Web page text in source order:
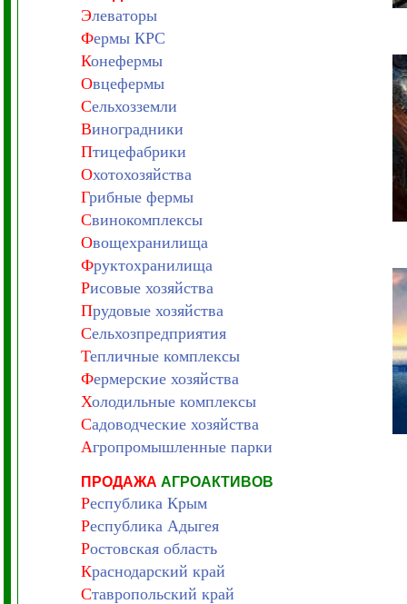
Элеваторы
Фермы КРС
Конефермы
Овцефермы
Сельхозземли
Виноградники
Птицефабрики
Охотохозяйства
Грибные фермы
Свинокомплексы
Овощехранилища
Фруктохранилища
Рисовые хозяйства
Прудовые хозяйства
Сельхозпредприятия
Тепличные комплексы
Фермерские хозяйства
Холодильные комплексы
Садоводческие хозяйства
Агропромышленные парки
ПРОДАЖА АГРОАКТИВОВ
Республика Крым
Республика Адыгея
Ростовская область
Краснодарский край
Ставропольский край